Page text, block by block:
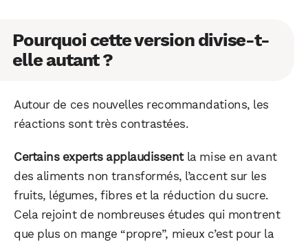
Pourquoi cette version divise-t-
elle autant ?
Autour de ces nouvelles recommandations, les
réactions sont très contrastées.
Certains experts applaudissentla mise en avant
des aliments non transformés, l’accent sur les
fruits, légumes, fibres et la réduction du sucre.
Cela rejoint de nombreuses études qui montrent
que plus on mange “propre”, mieux c’est pour la